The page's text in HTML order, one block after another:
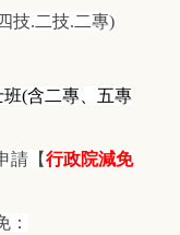
技.二技.二專)
(含二專、五專
請【行政院減免
：